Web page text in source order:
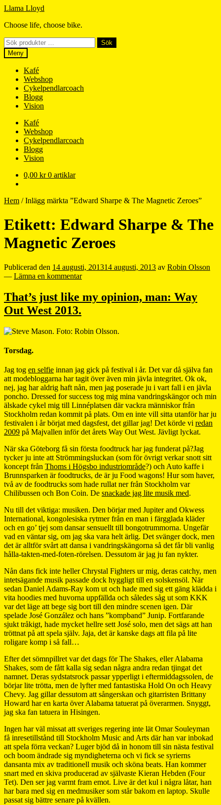
Hoppa
navigering
Hoppa
innehåll
Llama Lloyd
Choose life, choose bike.
Sök
efter:
Sök
Meny
Kafé
Webshop
Cykelpendlarcoach
Blogg
Vision
Kafé
Webshop
Cykelpendlarcoach
Blogg
Vision
0,00 kr 0 artiklar
Hem /Inlägg märkta ”Edward Sharpe & The Magnetic Zeroes”
Etikett: Edward Sharpe & The
Magnetic Zeroes
Publicerad den 14 augusti, 201314 augusti, 2013 av Robin Olsson
— Lämna en kommentar
That’s just like my opinion, man: Way
Out West 2013.
Torsdag.
Jag tog en selfie innan jag gick på festival i år. Det var då själva fan
att modebloggarna har tagit över även min jävla integritet. Ok ok,
nej, jag har aldrig haft nån, men jag poserade ju i vart fall i en jävla
poncho. Dressed for success tog mig mina vandringskängor och min
älskade cykel mig till Linnéplatsen där vackra människor från
Stockholm redan kommit på plats. Om en inte vill sitta utanför har ju
festivalen i år börjat med dagsfest, det gillar jag! Det körde vi redan
2009 på Majvallen inför det årets Way Out West. Jävligt lyckat.
När ska Göteborg få sin första foodtruck har jag funderat på?Jag
tycker ju inte att Strömmingsluckan (som för övrigt verkar snott sitt
koncept från Thoms i Högsbo industriområde?) och Auto kaffe i
Brunnsparken är foodtrucks, de är ju Food wagons! Hur som haver,
två av de foodtrucks som hade rullat ner från Stockholm var
Chilibussen och Bon Coin. De snackade jag lite musik med.
Nu till det viktiga: musiken. Den börjar med Jupiter and Okwess
International, kongolesiska rytmer från en man i färgglada kläder
och en go’ tjej som dansar sensuellt till bongotrummorna. Ungefär
vad en väntar sig, om jag ska vara helt ärlig. Det svänger dock, men
det är alltför svårt att dansa i vandringskängorna så det får bli vanlig
hålla-takten-med-foten-rörelsen. Dessutom är jag ju fan nykter.
Nån dans fick inte heller Chrystal Fighters ur mig, deras catchy, men
intetsägande musik passade dock hyggligt till en solskensöl. När
sedan Daniel Adams-Ray kom ut och hade med sig ett gäng klädda i
vita hoodies med huvorna uppfällda och således såg ut som KKK
var det läge att bege sig bort till den mindre scenen igen. Där
spelade José González och hans ”kompband” Junip. Fortfarande
sjukt tråkigt, hade mycket hellre sett José solo, men det sägs att han
tröttnat på att spela själv. Jaja, det är kanske dags att fila på lite
roligare komp i så fall…
Efter det sömnpillret var det dags för The Shakes, eller Alabama
Shakes, som de fått kalla sig sedan några andra redan tjingat det
namnet. Deras sydstatsrock passar ypperligt i eftermiddagssolen, de
börjar lite trötta, men de lyfter med fantastiska Hold On och Heavy
Chevy. Jag gillar dessutom att sångerskan och gitarristen Brittany
Howard har en karta över Alabama tatuerat på överarmen. Snyggt,
jag ska fan tatuera in Hisingen.
Ingen har väl missat att sveriges regering inte lät Omar Souleyman
få inresetillstånd till Stockholm Music and Arts där han var inbokad
att spela förra veckan? Luger bjöd då in honom till sin nästa festival
och boom ändrade sig myndigheterna och vi fick se syrierns
dansanta mix av traditionell musik och sköna beats. Han kommer
snart med en skiva producerad av självaste Kieran Hebden (Four
Tet). Den ser jag varmt fram emot. Live är det kul i några låtar, han
har bara med sig en medmusiker som står bakom en laptop. Skulle
passat sig bättre senare på kvällen.